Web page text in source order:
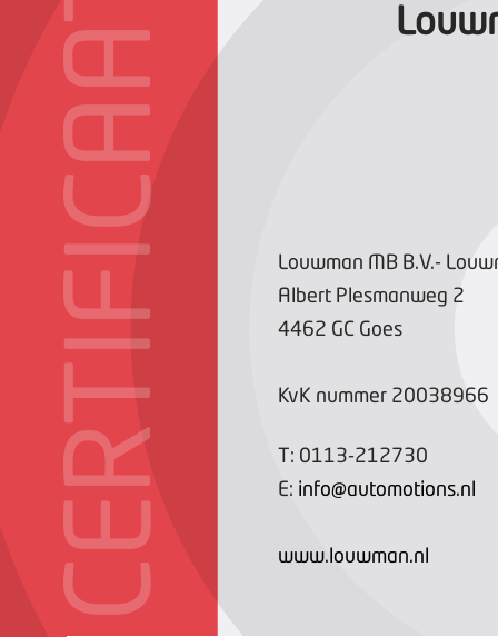
CERTIFICAAT
Louwman MB B.V.-
Albert Plesmanweg 2
4462 GC Goes
KvK nummer 20038966
T: 0113-212730
E: info@automotions.nl
www.louwman.nl